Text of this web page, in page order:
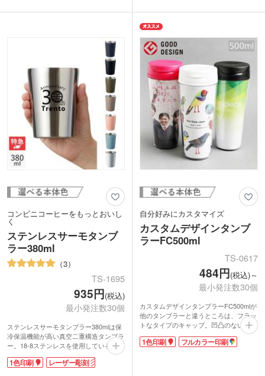
うちでもオフィスでも使い勝手抜群で
刷ができ、オリジナルグッズ制作におす
すめ。レーザー印刷なら高級感がでて記
き。表面は少しザラっとしたマットな質
感で、おしゃれなニュアンスカラーが魅
力です。
側面に1色印刷かレーザー彫刻が可能。
校章や企業名を印刷すれば、卒業記念や
創立記念にぴったりなノベルティが制作
できますよ。安心信頼の象印ブランドは
年齢性別問わず喜ばれます。
コンビニコーヒーをもっとおいし
く
ステンレスサーモタンブ
ラー380ml
3
TS-1695
935円(税込)
最小発注数30個
ステンレスサーモタンブラー380mlは保
冷保温機能が高い真空二重構造タンブラ
ー。18-8ステンレスを使用しているので
汚れやニオイが付きにくく、錆にも強い
のが特徴です。真空二重構造タンブラー
1色印刷 レーザー彫刻
自分好みにカスタマイズ
カスタムデザインタンブ
ラーFC500ml
TS-0617
484円(税込)～
最小発注数30個
カスタムデザインタンブラーFC500mlが
他のタンブラーと違うところは、フラッ
トなタイプのキャップ。凹凸のないふた
はスタイリッシュなデザインで、2010年
GOODDESIGN賞を受賞しています。
1色印刷 フルカラー印刷